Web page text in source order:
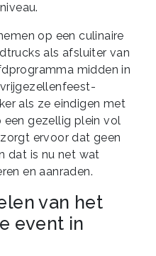
op een culinaire
als afsluiter van
midden in
als ze eindigen met
een gezellig plein vol
ervoor dat geen
dat is nu net wat
en aanraden.
van het
event in